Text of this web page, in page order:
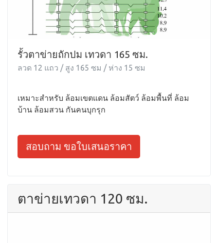
รั้วตาข่ายถักปม เทวดา 165 ซม.
ลวด 12 แถว / สูง 165 ซม / ห่าง 15 ซม
เหมาะสำหรับ ล้อมเขตแดน ล้อมสัตว์ ล้อมพื้นที่ ล้อม
บ้าน ล้อมสวน กันคนบุกรุก
สอบถาม ขอใบเสนอราคา
ตาข่ายเทวดา 120 ซม.